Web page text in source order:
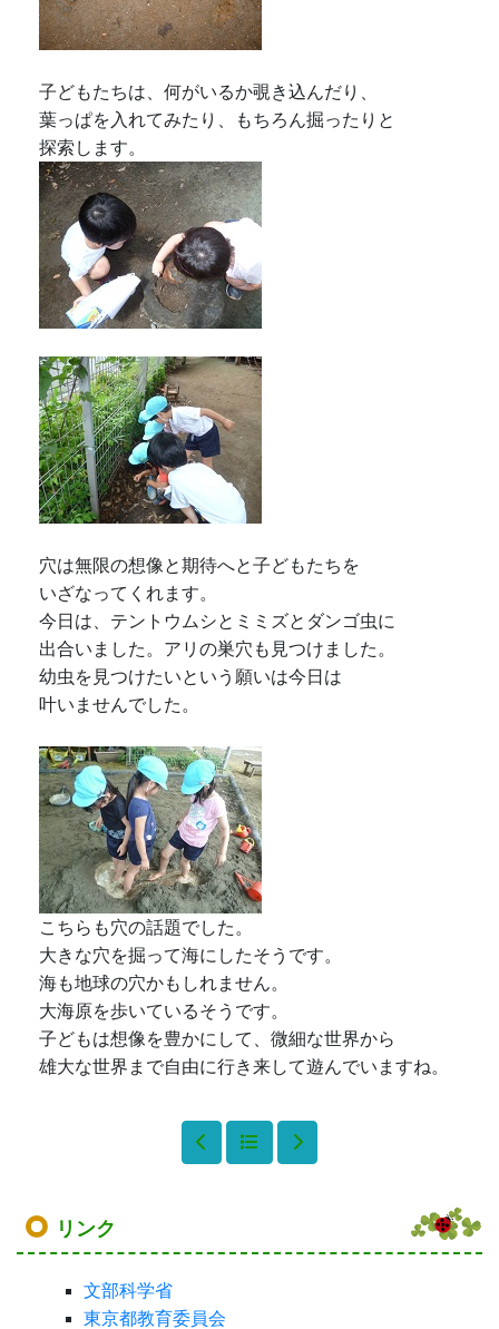
リンク
文部科学省
東京都教育委員会
子どもたちは、何がいるか覗き込んだり、
葉っぱを入れてみたり、もちろん掘ったりと
探索します。
穴は無限の想像と期待へと子どもたちを
いざなってくれます。
今日は、テントウムシとミミズとダンゴ虫に
出合いました。アリの巣穴も見つけました。
幼虫を見つけたいという願いは今日は
叶いませんでした。
こちらも穴の話題でした。
大きな穴を掘って海にしたそうです。
海も地球の穴かもしれません。
大海原を歩いているそうです。
子どもは想像を豊かにして、微細な世界から
雄大な世界まで自由に行き来して遊んでいますね。